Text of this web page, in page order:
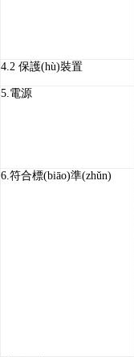
4.2 保護(hù)裝置
5.電源
6.符合標(biāo)準(zhǔn)